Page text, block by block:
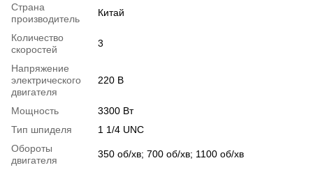
Страна
производитель
Китай
Количество
скоростей
3
Напряжение
электрического
двигателя
220 В
Мощность
3300 Вт
Тип шпиделя
1 1/4 UNC
Обороты
двигателя
350 об/хв; 700 об/хв; 1100 об/хв